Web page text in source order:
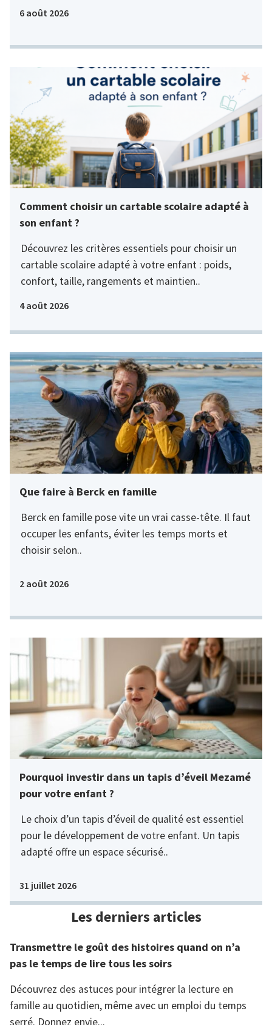
6 août 2026
Comment choisir un cartable scolaire adapté à
son enfant ?
Découvrez les critères essentiels pour choisir un
cartable scolaire adapté à votre enfant : poids,
confort, taille, rangements et maintien..
4 août 2026
Que faire à Berck en famille
Berck en famille pose vite un vrai casse-tête. Il faut
occuper les enfants, éviter les temps morts et
choisir selon..
2 août 2026
Pourquoi investir dans un tapis d’éveil Mezamé
pour votre enfant ?
Le choix d’un tapis d’éveil de qualité est essentiel
pour le développement de votre enfant. Un tapis
adapté offre un espace sécurisé..
31 juillet 2026
Les derniers articles
Transmettre le goût des histoires quand on n’a
pas le temps de lire tous les soirs
Découvrez des astuces pour intégrer la lecture en
famille au quotidien, même avec un emploi du temps
serré. Donnez envie...